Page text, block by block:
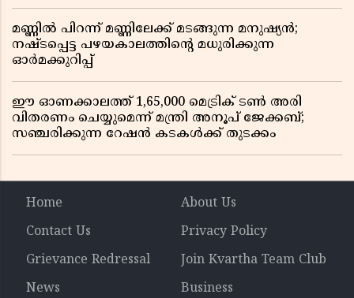
മണ്ണിൽ പിറന്ന് മണ്ണിലേക്ക് മടങ്ങുന്ന മനുഷ്യൻ;
നഷ്ടപ്പെട്ട പഴയകാലത്തിൻ്റെ മധുരിക്കുന്ന
ഓർമക്കുറിപ്പ്
ഈ ഓണക്കാലത്ത് 1,65,000 മെട്രിക് ടൺ അരി
വിതരണം ചെയ്യുമെന്ന് മന്ത്രി അനൂപ് ജേക്കബ്;
സഞ്ചരിക്കുന്ന റേഷൻ കടകൾക്ക് തുടക്കം
Home
About Us
Contact Us
Privacy Policy
Grievance Redressal
Join Kvartha Team Club
News
Business